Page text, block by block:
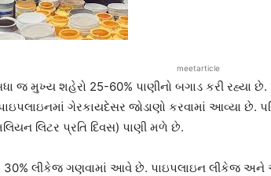
meetarticle
જ મુખ્ય શહેરો 25-60% પાણીનો બગાડ કરી રહ્યા છે.
ગેરકાયદેસર જોડાણો કરવામાં આવ્યા છે.
લિટર પ્રતિ દિવસ) પાણી મળે છે.
લીકેજ ગણવામાં આવે છે. પાઇપલાઇન લીકેજ અને